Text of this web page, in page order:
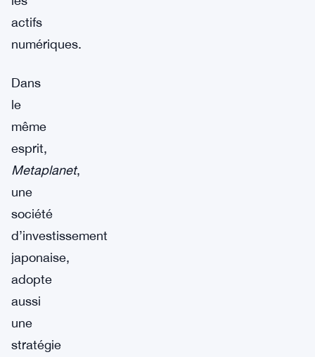
actifs
numériques.
Dans
le
même
esprit,
Metaplanet,
une
société
d’investissement
japonaise,
adopte
aussi
une
stratégie